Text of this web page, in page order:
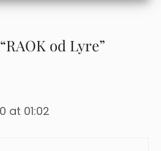
od Lyre”
at 01:02